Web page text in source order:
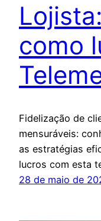
como
Fidelização de
mensuráveis:
as estratégias
lucros com esta
28 de maio de